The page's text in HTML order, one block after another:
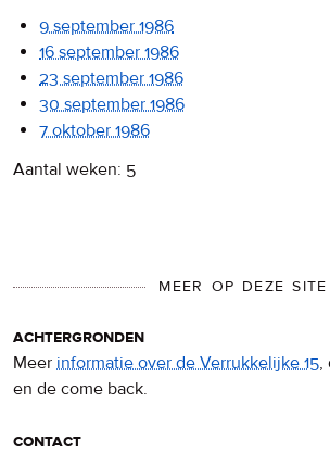
9 september 1986
16 september 1986
23 september 1986
30 september 1986
7 oktober 1986
Aantal weken: 5
MEER OP DEZE SITE
achtergronden
Meer informatie over de Verrukkelijke 15,
en de come back.
contact